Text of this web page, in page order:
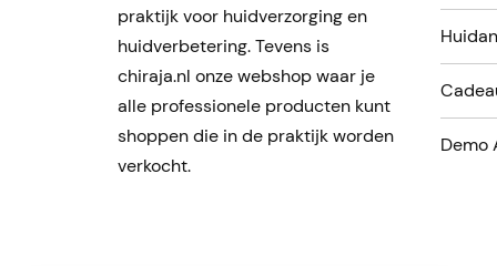
praktijk voor huidverzorging en
huidverbetering. Tevens is
chiraja.nl onze webshop waar je
alle professionele producten kunt
shoppen die in de praktijk worden
verkocht.
Demo